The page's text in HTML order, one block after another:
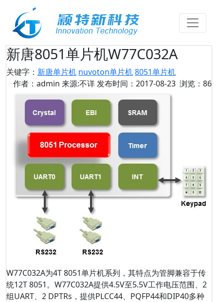
新唐8051单片机W77C032A
关键字： 新唐单片机 nuvoton单片机8051单片机
作者：admin 来源:不详 发布时间：2017-08-23 浏览：86
W77C032A为4T 8051单片机系列，其特点为管脚兼容于传
统12T 8051。W77C032A提供4.5V至5.5V工作电压范围、2
组UART、2 DPTRs，提供PLCC44、PQFP44和DIP40多种